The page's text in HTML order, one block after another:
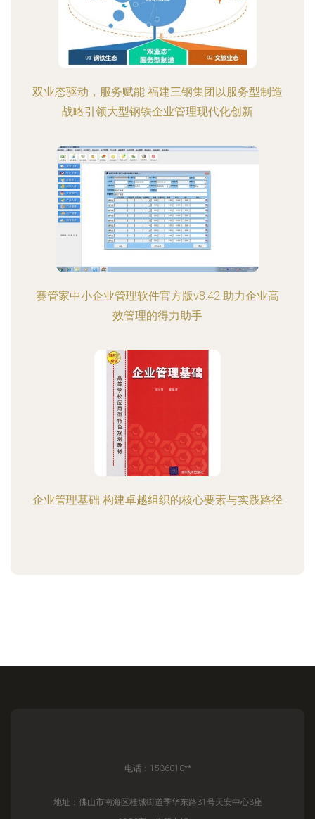
双业态驱动，服务赋能 福建三钢集团以服务型制造
战略引领大型钢铁企业管理现代化创新
赛管家中小企业管理软件官方版v8.42 助力企业高
效管理的得力助手
企业管理基础 构建卓越组织的核心要素与实践路径
电话：1536010**
地址：佛山市南海区桂城街道季华东路31号天安中心3座